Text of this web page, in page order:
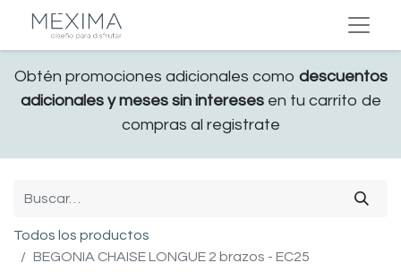
Obtén promociones adicionales como descuentos
adicionales y meses sin interesesen tu carrito de
compras al registrate
Todos los productos
BEGONIA CHAISE LONGUE 2 brazos - EC25